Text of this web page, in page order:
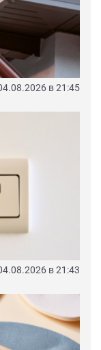
в 21:45
в 21:43